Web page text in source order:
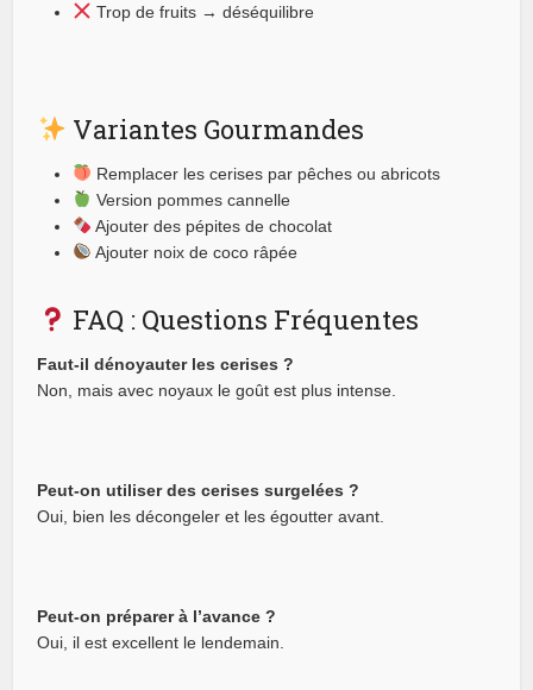
Trop de fruits → déséquilibre
Variantes Gourmandes
Remplacer les cerises par pêches ou abricots
Version pommes cannelle
Ajouter des pépites de chocolat
Ajouter noix de coco râpée
FAQ : Questions Fréquentes
Faut-il dénoyauter les cerises ?
Non, mais avec noyaux le goût est plus intense.
Peut-on utiliser des cerises surgelées ?
Oui, bien les décongeler et les égoutter avant.
Peut-on préparer à l’avance ?
Oui, il est excellent le lendemain.